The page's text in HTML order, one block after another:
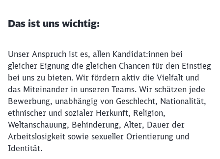
Das ist uns wichtig:
Unser Anspruch ist es, allen Kandidat:innen bei
gleicher Eignung die gleichen Chancen für den Einstieg
bei uns zu bieten. Wir fördern aktiv die Vielfalt und
das Miteinander in unseren Teams. Wir schätzen jede
Bewerbung, unabhängig von Geschlecht, Nationalität,
ethnischer und sozialer Herkunft, Religion,
Weltanschauung, Behinderung, Alter, Dauer der
Arbeitslosigkeit sowie sexueller Orientierung und
Identität.